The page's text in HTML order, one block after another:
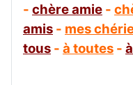
- chère amie -
amis - mes
tous - à toutes -